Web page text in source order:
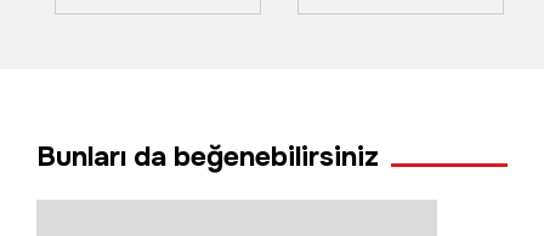
önce su kanalına
devam ettiler; o
Bunları da beğenebilirsiniz